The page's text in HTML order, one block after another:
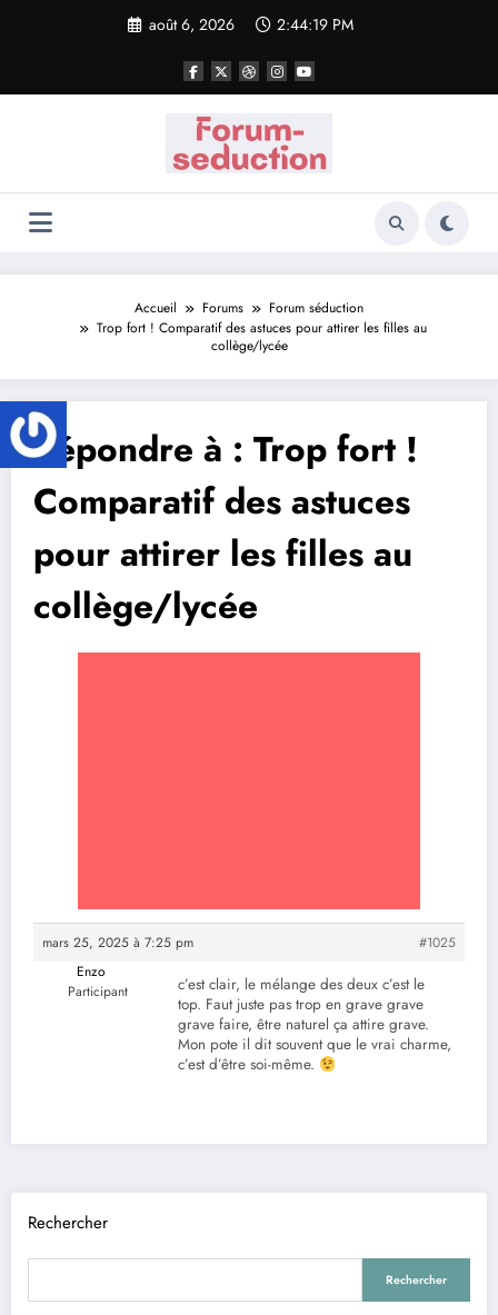
août 6, 2026 2:44:19 PM
Accueil Forums
Forum séduction
Trop fort ! Comparatif des astuces pour attirer les filles au
collège/lycée
Répondre à : Trop fort !
Comparatif des astuces
pour attirer les filles au
collège/lycée
mars 25, 2025 à 7:25 pm
#1025
Enzo
Participant
c’est clair, le mélange des deux c’est le
top. Faut juste pas trop en grave grave
grave faire, être naturel ça attire grave.
Mon pote il dit souvent que le vrai charme,
c’est d’être soi-même.
Rechercher
Rechercher